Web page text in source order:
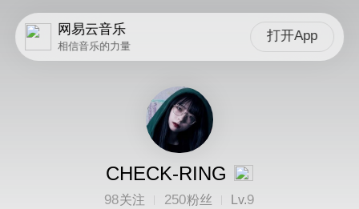
网易云音乐
相信音乐的力量
打开App
CHECK-RING
98关注 250粉丝 Lv.9